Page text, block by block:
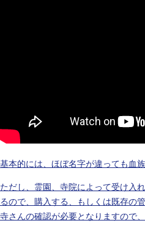
基本的には、ほぼ名字が違っても血
ただし、霊園、寺院によって受け入
るので、購入する、もしくは既存の
寺さんの確認が必要となりますので